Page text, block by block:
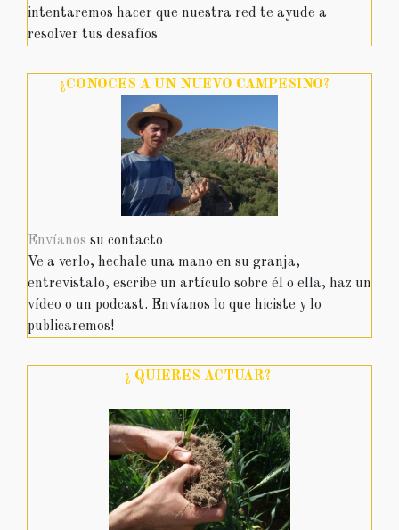
intentaremos hacer que nuestra red te ayude a
resolver tus desafíos
¿CONOCES A UN NUEVO CAMPESINO?
Envíanos su contacto
Ve a verlo, hechale una mano en su granja,
entrevistalo, escribe un artículo sobre él o ella, haz un
vídeo o un podcast. Envíanos lo que hiciste y lo
publicaremos!
¿ QUIERES ACTUAR?